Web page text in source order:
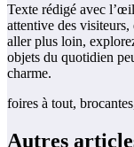
Texte rédigé avec
attentive des
aller plus loin,
objets du quotidien
charme.
foires à tout,
Autres